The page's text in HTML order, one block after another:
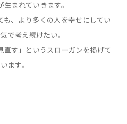
生まれていきます。
も、より多くの人を幸せにしてい
で考え続けたい。
直す」というスローガンを掲げて
います。